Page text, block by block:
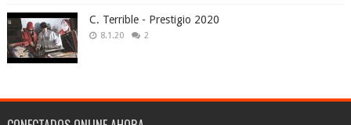
C. Terrible - Prestigio 2020
8.1.20 2